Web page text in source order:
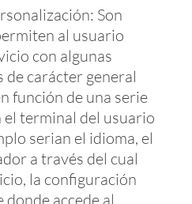
Son
al usuario
con algunas
de carácter general
función de una serie
el terminal del usuario
serian el idioma, el
a través del cual
la configuración
donde accede al